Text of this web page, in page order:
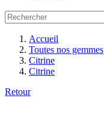
Accueil
Toutes nos gemmes
Citrine
Citrine
Retour